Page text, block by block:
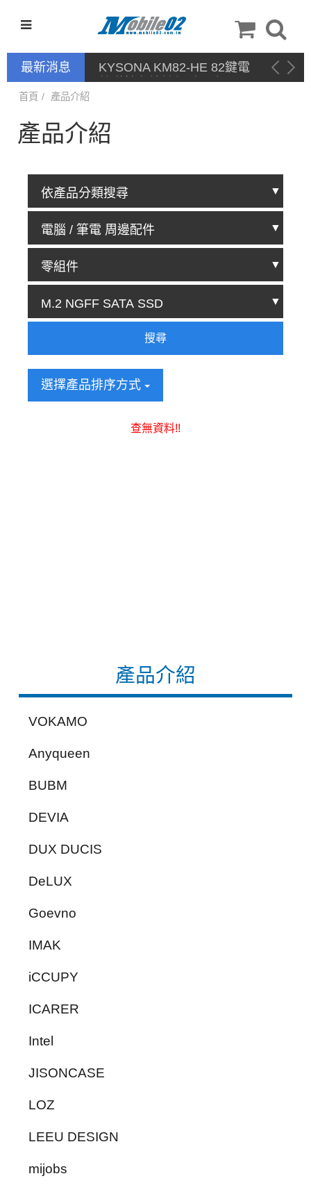
最新消息
KYSONA KM82-HE 82鍵電
競磁軸有線鍵盤 產品網頁驅
產品介紹
VOKAMO
Anyqueen
BUBM
DEVIA
DUX DUCIS
DeLUX
Goevno
IMAK
iCCUPY
ICARER
Intel
JISONCASE
LOZ
LEEU DESIGN
mijobs
首頁 產品介紹
產品介紹
搜尋
選擇產品排序方式
查無資料!!